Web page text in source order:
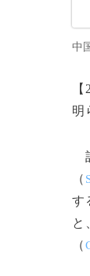
中
明
（
す
と
（